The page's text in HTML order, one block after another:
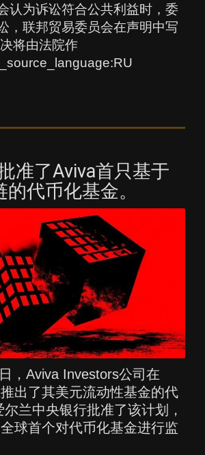
认为诉讼符合公共利益时，委
，联邦贸易委员会在声明中写
将由法院作
准了Aviva首只基于
的代币化基金。
，Aviva Investors公司在
出了其美元流动性基金的代
兰中央银行批准了该计划，
球首个对代币化基金进行监